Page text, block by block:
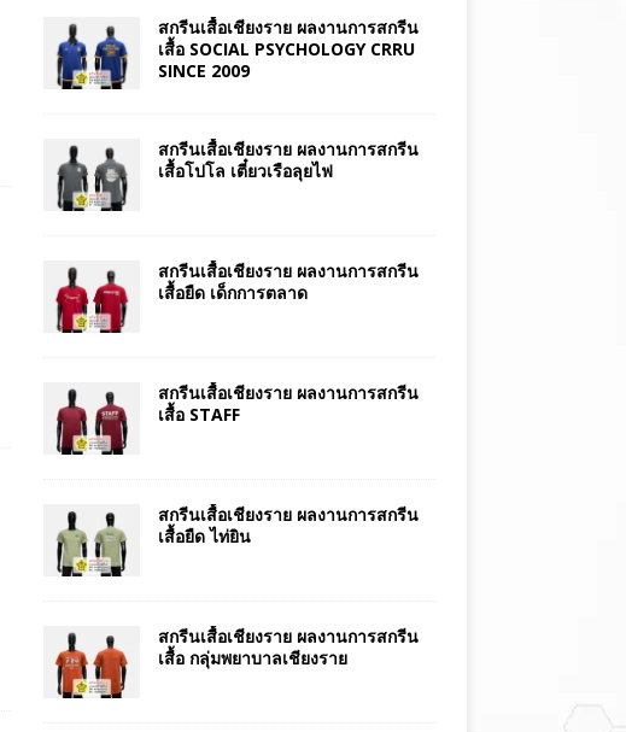
สกรีนเสื้อเชียงราย ผลงานการสกรีน
เสื้อ SOCIAL PSYCHOLOGY CRRU
SINCE 2009
สกรีนเสื้อเชียงราย ผลงานการสกรีน
เสื้อโปโล เตี๋ยวเรือลุยไฟ
สกรีนเสื้อเชียงราย ผลงานการสกรีน
เสื้อยืด เด็กการตลาด
สกรีนเสื้อเชียงราย ผลงานการสกรีน
เสื้อ STAFF
สกรีนเสื้อเชียงราย ผลงานการสกรีน
เสื้อยืด ไท่ยิน
สกรีนเสื้อเชียงราย ผลงานการสกรีน
เสื้อ กลุ่มพยาบาลเชียงราย